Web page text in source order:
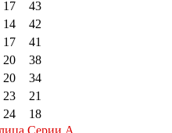
17
43
14
42
17
41
20
38
20
34
23
21
24
18
Серии А